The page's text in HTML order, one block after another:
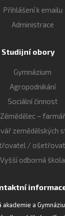
Přihlášení k emailu
Administrace
Studijní obory
Gymnázium
Agropodnikání
Sociální činnost
Zěmědělec – farmář
zemědělských
/
Vyšší odborná škola
akademie a